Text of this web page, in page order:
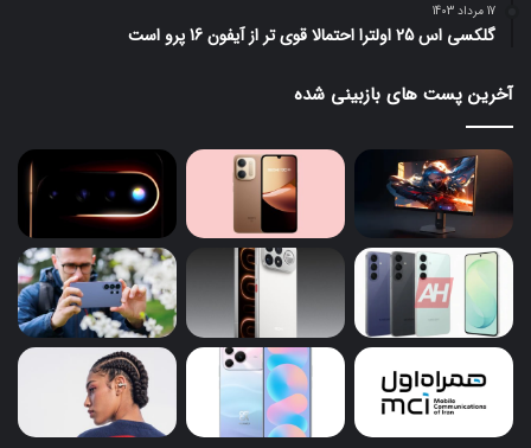
17 مرداد 1403
گلکسی اس 25 اولترا احتمالا قوی تر از آیفون 16 پرو است
آخرین پست های بازبینی شده